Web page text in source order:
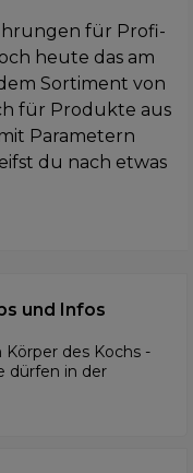
für Profi-
heute das am
Sortiment von
für Produkte aus
Parametern
du nach etwas
und Infos
des Kochs -
dürfen in der